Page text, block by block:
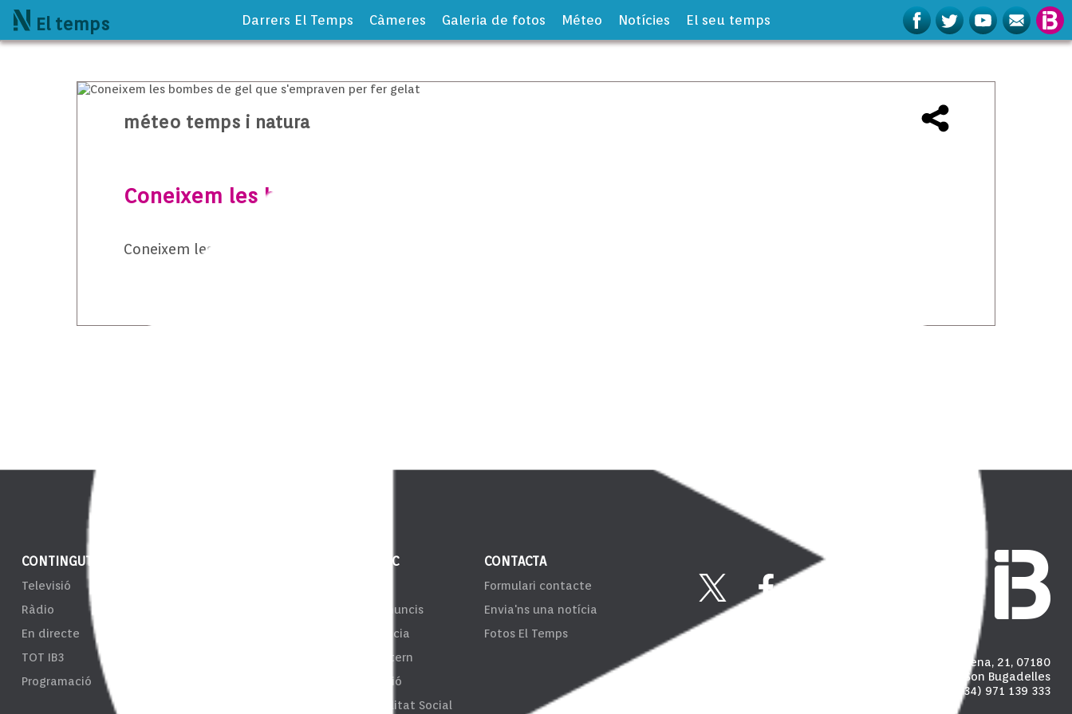
El temps Darrers El Temps Càmeres Galeria de fotos Méteo Notícies El seu temps
méteo temps i natura
Coneixem les bombes de gel que s’empraven per fer gelat
Coneixem les bombes de gel que s’empraven per fer gelat
CONTINGUT
Televisió
Ràdio
En directe
TOT IB3
Programació
ENS PÚBLIC
Tauler d'anuncis
Transparència
Sistema Intern
d'Informació
Responsibilitat Social
CONTACTA
Formulari contacte
Envia'ns una notícia
Fotos El Temps
Carrer Madalena, 21, 07180
Polígon industrial de Son Bugadelles
(+34) 971 139 333